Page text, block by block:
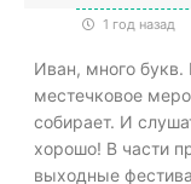
1 год назад
Иван, много букв.
местечковое
собирает. И
хорошо! В части
выходные